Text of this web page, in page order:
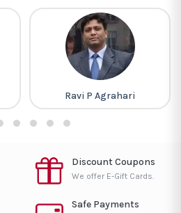
Ravi P Agrahari
Discount Coupons
We offer E-Gift Cards.
Safe Payments